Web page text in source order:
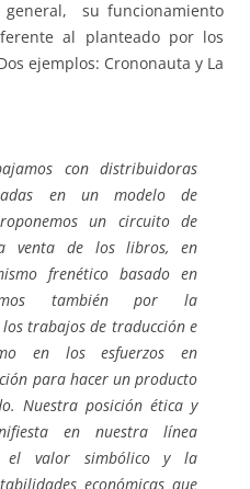
su funcionamiento
al planteado por los
ejemplos: Crononauta y La
con distribuidoras
en un modelo de
un circuito de
venta de los libros, en
frenético basado en
también por la
trabajos de traducción e
en los esfuerzos en
para hacer un producto
Nuestra posición ética y
en nuestra línea
el valor simbólico y la
económicas que